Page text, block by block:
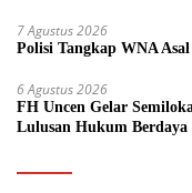
7 Agustus 2026
Polisi Tangkap WNA
6 Agustus 2026
FH Uncen Gelar
Lulusan Hukum Berdaya